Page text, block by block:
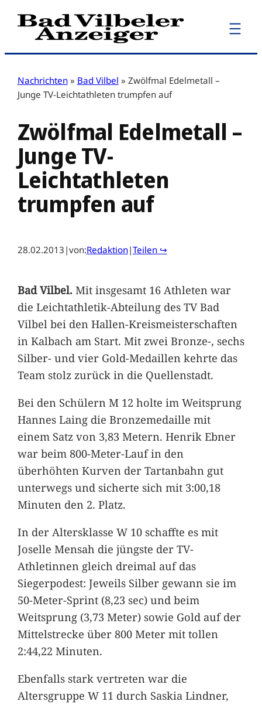
Zum
Inhalt
Nachrichten » Bad Vilbel » Zwölfmal Edelmetall –
Junge TV-Leichtathleten trumpfen auf
Zwölfmal Edelmetall –
Junge TV-
Leichtathleten
trumpfen auf
28.02.2013 |von:Redaktion|Teilen ↪
Bad Vilbel.Mit insgesamt 16 Athleten war
die Leichtathletik-Abteilung des TV Bad
Vilbel bei den Hallen-Kreismeisterschaften
in Kalbach am Start. Mit zwei Bronze-, sechs
Silber- und vier Gold-Medaillen kehrte das
Team stolz zurück in die Quellenstadt.
Bei den Schülern M 12 holte im Weitsprung
Hannes Laing die Bronzemedaille mit
einem Satz von 3,83 Metern. Henrik Ebner
war beim 800-Meter-Lauf in den
überhöhten Kurven der Tartanbahn gut
unterwegs und sicherte sich mit 3:00,18
Minuten den 2. Platz.
In der Altersklasse W 10 schaffte es mit
Joselle Mensah die jüngste der TV-
Athletinnen gleich dreimal auf das
Siegerpodest: Jeweils Silber gewann sie im
50-Meter-Sprint (8,23 sec) und beim
Weitsprung (3,73 Meter) sowie Gold auf der
Mittelstrecke über 800 Meter mit tollen
2:44,22 Minuten.
Ebenfalls stark vertreten war die
Altersgruppe W 11 durch Saskia Lindner,